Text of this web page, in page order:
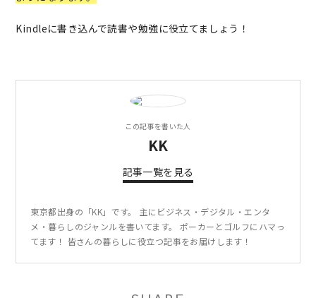
Kindleに書き込んで読書や勉強に役立てましょう！
この記事を書いた人
KK
記事一覧を見る
東京都出身の「KK」です。 主にビジネス・デジタル・エンタ
メ・暮らしのジャンルを書いてます。 ポーカーとゴルフにハマっ
てます！ 皆さんの暮らしに役立つ記事をお届けします！